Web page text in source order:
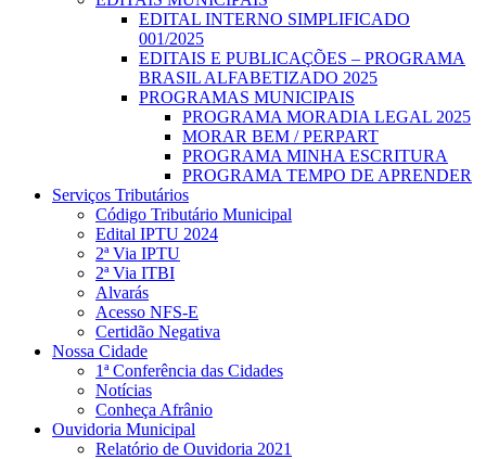
EDITAL INTERNO SIMPLIFICADO
001/2025
EDITAIS E PUBLICAÇÕES – PROGRAMA
BRASIL ALFABETIZADO 2025
PROGRAMAS MUNICIPAIS
PROGRAMA MORADIA LEGAL 2025
MORAR BEM / PERPART
PROGRAMA MINHA ESCRITURA
PROGRAMA TEMPO DE APRENDER
Serviços Tributários
Código Tributário Municipal
Edital IPTU 2024
2ª Via IPTU
2ª Via ITBI
Alvarás
Acesso NFS-E
Certidão Negativa
Nossa Cidade
1ª Conferência das Cidades
Notícias
Conheça Afrânio
Ouvidoria Municipal
Relatório de Ouvidoria 2021